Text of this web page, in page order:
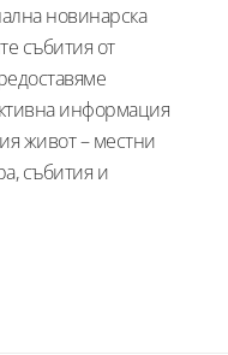
новинарска
събития от
информация
живот – местни
събития и